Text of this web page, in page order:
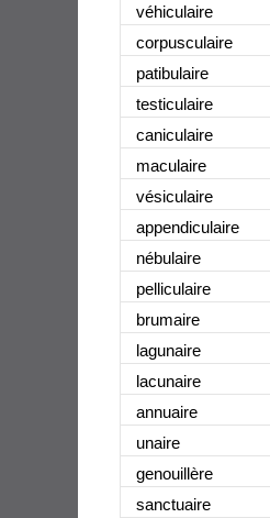
véhiculaire
corpusculaire
patibulaire
testiculaire
caniculaire
maculaire
vésiculaire
appendiculaire
nébulaire
pelliculaire
brumaire
lagunaire
lacunaire
annuaire
unaire
genouillère
sanctuaire